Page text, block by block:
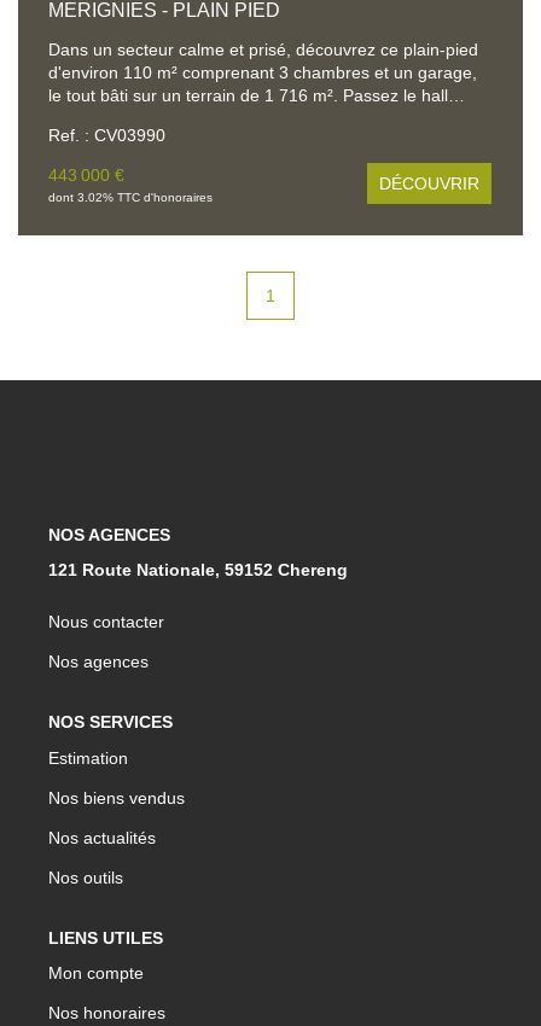
MERIGNIES - PLAIN PIED
Dans un secteur calme et prisé, découvrez ce plain-pied
d'environ 110 m² comprenant 3 chambres et un garage,
le tout bâti sur un terrain de 1 716 m². Passez le hall
comprenant une cuisine équipée (29 m²) et un salon /
salle à manger avec cheminée à feu de bois. La visite se
poursuit avec une salle de douche récente et trois belles
chambres, dont deux avec placards intégrés. Une grande
buanderie et un garage de 22 m² viennent compléter ce
et porte de garage motorisés, robot tondeuse, chaudière
paisible : il ne reste plus qu'à poser ses meubles !
Ref. : CV03990
443 000 €
dont 3.02% TTC d'honoraires
DÉCOUVRIR
1
NOS AGENCES
121 Route Nationale, 59152 Chereng
Nous contacter
Nos agences
NOS SERVICES
Estimation
Nos biens vendus
Nos actualités
Nos outils
LIENS UTILES
Mon compte
Nos honoraires